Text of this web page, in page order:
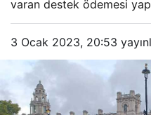
varan destek ödemesi
3 Ocak 2023, 20:53